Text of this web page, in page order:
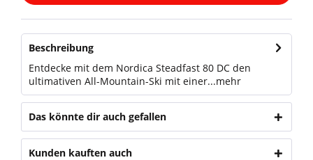
Beschreibung
Entdecke mit dem Nordica Steadfast 80 DC den
ultimativen All-Mountain-Ski mit einer...mehr
Das könnte dir auch gefallen
Kunden kauften auch